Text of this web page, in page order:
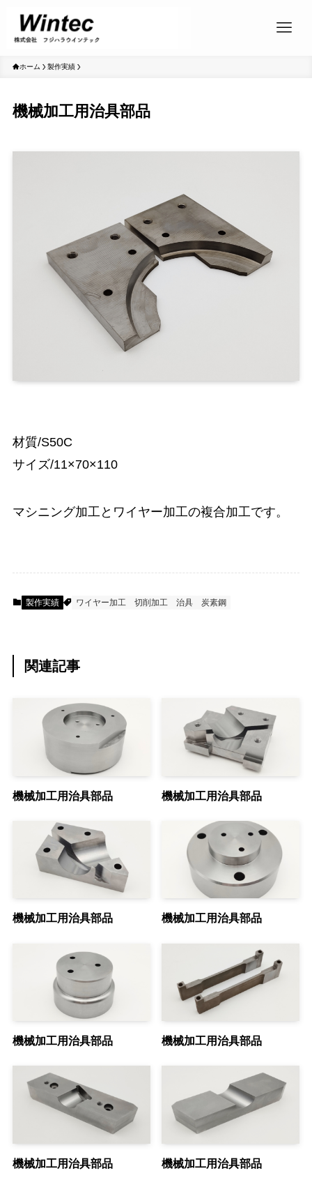
ホーム 製作実績
機械加工用治具部品
材質/S50C
サイズ/11×70×110
マシニング加工とワイヤー加工の複合加工です。
製作実績 ワイヤー加工 切削加工 治具 炭素鋼
関連記事
機械加工用治具部品 機械加工用治具部品
機械加工用治具部品 機械加工用治具部品
機械加工用治具部品 機械加工用治具部品
機械加工用治具部品 機械加工用治具部品